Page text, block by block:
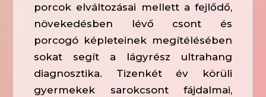
porcok elváltozásai mellett a fejlődő,
növekedésben lévő csont és
porcogó képleteinek megítélésében
sokat segít a lágyrész ultrahang
diagnosztika. Tizenkét év körüli
gyermekek sarokcsont fájdalmai,